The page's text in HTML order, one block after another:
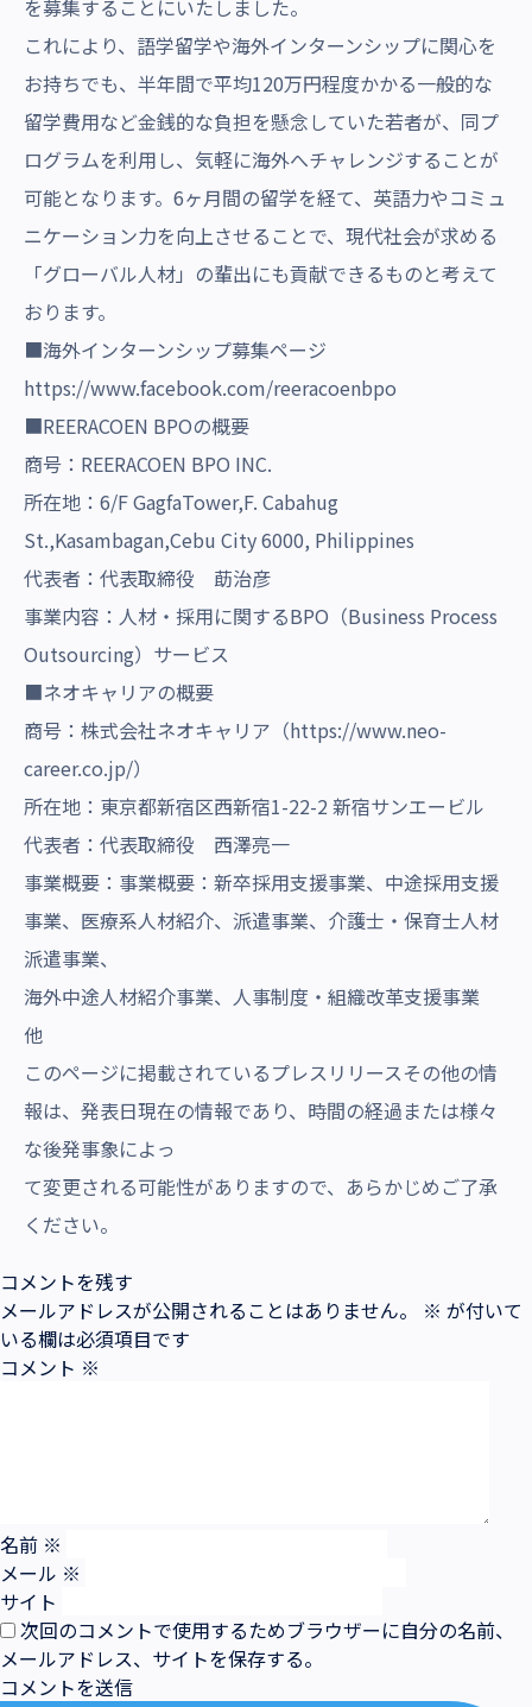
を募集することにいたしました。
これにより、語学留学や海外インターンシップに関心を
お持ちでも、半年間で平均120万円程度かかる一般的な
留学費用など金銭的な負担を懸念していた若者が、同プ
ログラムを利用し、気軽に海外へチャレンジすることが
可能となります。6ヶ月間の留学を経て、英語力やコミュ
ニケーション力を向上させることで、現代社会が求める
「グローバル人材」の輩出にも貢献できるものと考えて
おります。
■海外インターンシップ募集ページ
https://www.facebook.com/reeracoenbpo
■REERACOEN BPOの概要
商号：REERACOEN BPO INC.
所在地：6/F GagfaTower,F. Cabahug
St.,Kasambagan,Cebu City 6000, Philippines
代表者：代表取締役 莇治彦
事業内容：人材・採用に関するBPO（Business Process
Outsourcing）サービス
■ネオキャリアの概要
商号：株式会社ネオキャリア（https://www.neo-
career.co.jp/）
所在地：東京都新宿区西新宿1-22-2 新宿サンエービル
代表者：代表取締役 西澤亮一
事業概要：事業概要：新卒採用支援事業、中途採用支援
事業、医療系人材紹介、派遣事業、介護士・保育士人材
派遣事業、
海外中途人材紹介事業、人事制度・組織改革支援事業
他
このページに掲載されているプレスリリースその他の情
報は、発表日現在の情報であり、時間の経過または様々
な後発事象によっ
て変更される可能性がありますので、あらかじめご了承
ください。
コメントを残す
メールアドレスが公開されることはありません。
※ が付いて
いる欄は必須項目です
コメント ※
名前 ※
メール ※
サイト
次回のコメントで使用するためブラウザーに自分の名前、
メールアドレス、サイトを保存する。